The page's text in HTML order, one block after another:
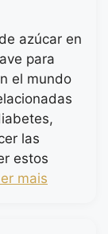
azúcar en
para
el mundo
las
estos
mais